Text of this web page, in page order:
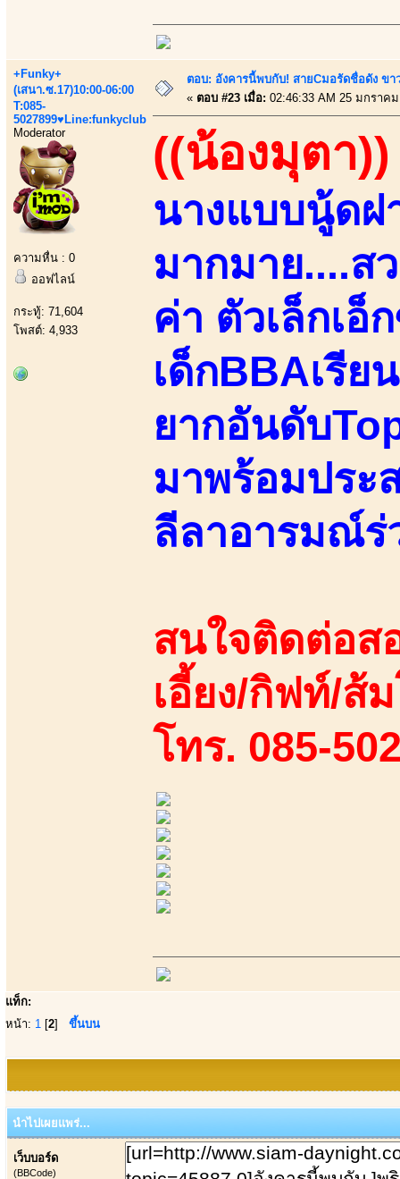
+Funky+
(เสนา.ซ.17)10:00-06:00
T:085-
5027899♥Line:funkyclub
Moderator
ความหื่น : 0
ออฟไลน์
กระทู้: 71,604
โพสต์: 4,933
ตอบ: อังคารนี้พบกับ! สายCมอรัดชื่อดัง ขา
« ตอบ #23 เมื่อ: 02:46:33 AM 25 มกราค
((น้องมุตา))
นางแบบนู้ดฝ
มากมาย....ส
ค่า ตัวเล็กเอ็
เด็กBBAเรี
ยากอันดับ
มาพร้อมประ
ลีลาอารมณ์ร่
สนใจติดต่อส
เอี้ยง/กิฟท์/ส้
โทร. 085-
แท็ก:
หน้า: 1 [2] ขึ้นบน
นำไปเผยแพร่...
เว็บบอร์ด
(BBCode)